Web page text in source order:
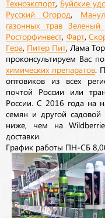
Техноэкспорт Буйские
Русский Огород Манул
газонных трав Зеленый
Росторфинвест Фарт,
Гера Питер Пит , Лама
проконсультируем Вас
химических препаратов.
оптовиков из всех
почтой России или
России. С 2016 года на
семян и другой садовой
ниже, чем на
доставки.
График работы ПН-СБ